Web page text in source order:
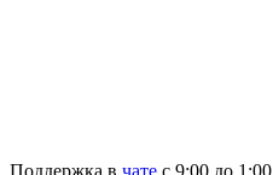
Поддержка в чате с 9:00 до 1:00